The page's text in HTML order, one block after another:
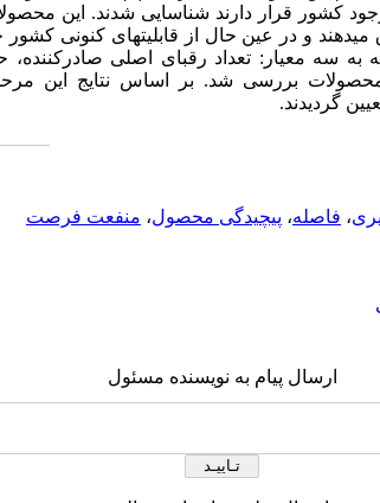
کشور قرار دارند شناسایی شدند. این
می­دهند و در عین حال از قابلیت­های کنونی کشور
به سه معیار: تعداد رقبای اصلی
گردیدند.
، فاصله، پیچیدگی محصول، منفعت فرصت
ارسال پیام به نویسنده مسئول